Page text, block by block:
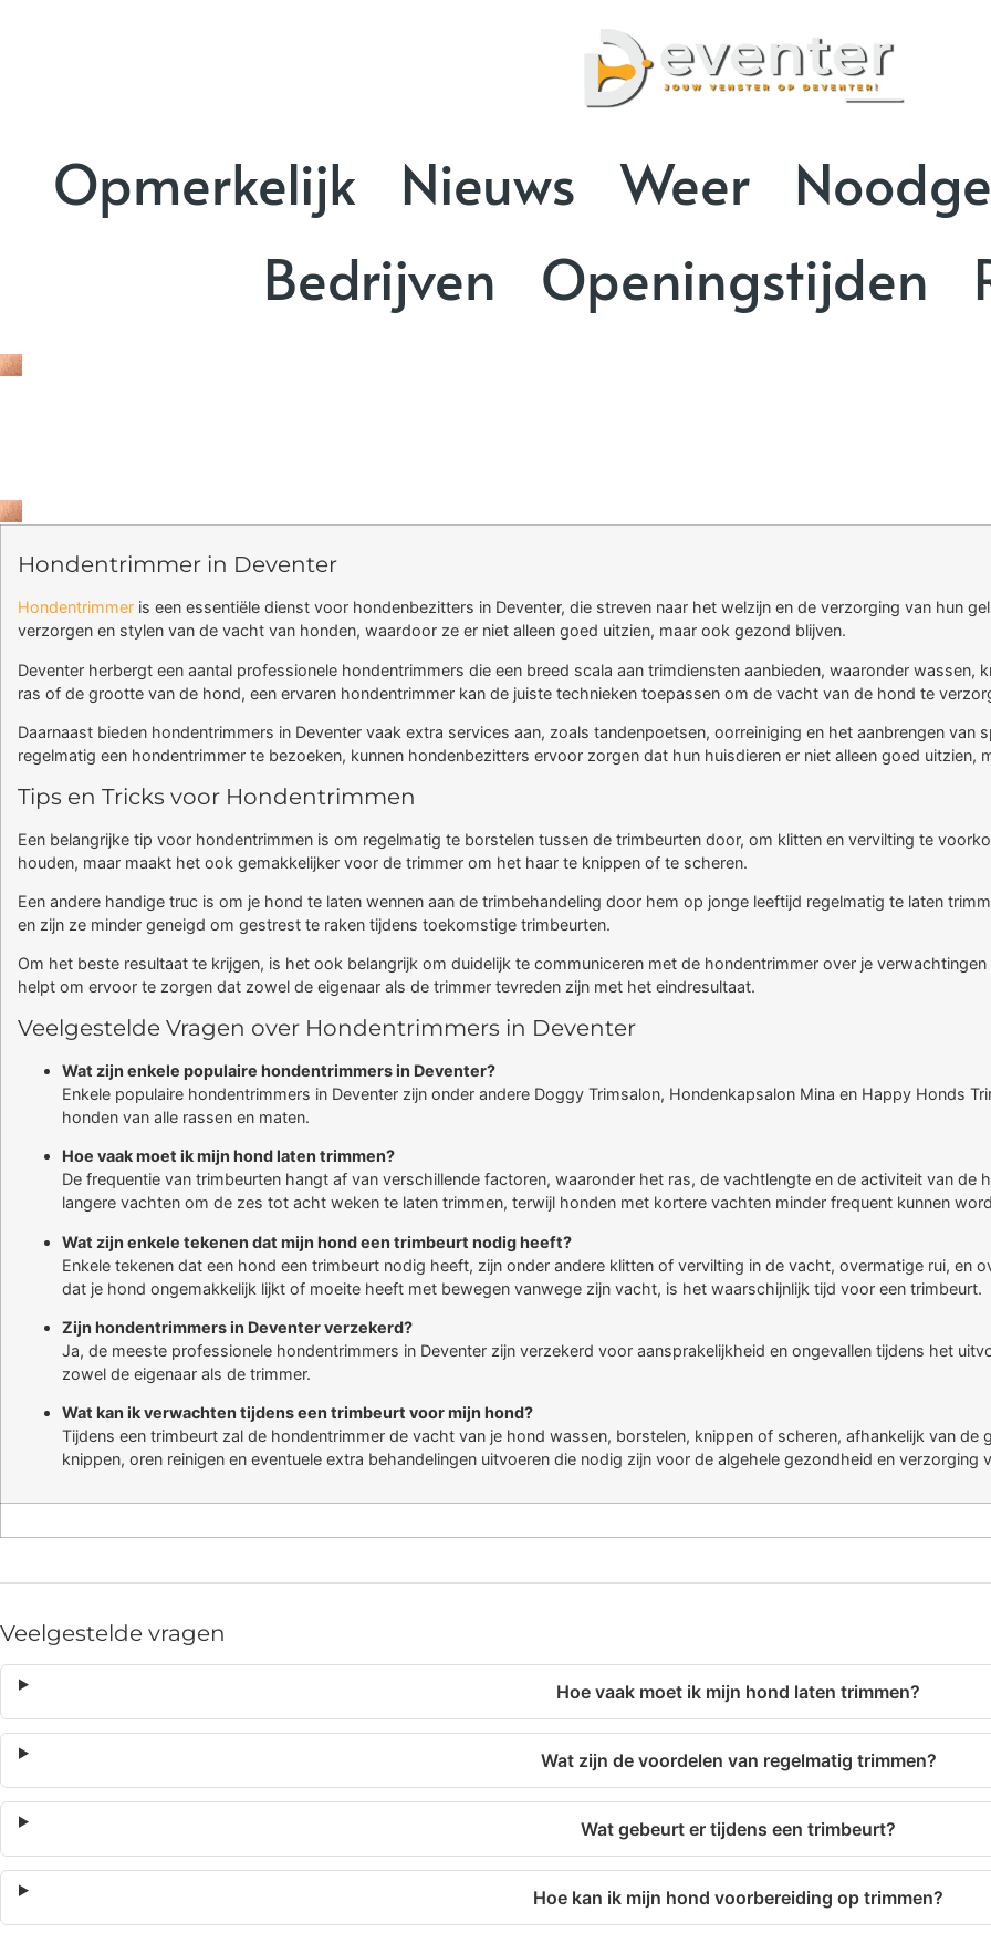
Opmerkelijk Nieuws Weer
Bedrijven
Openingstijden
Hondentrimmer in Deventer
Hondentrimmer is een essentiële dienst voor hondenbezitters in Deventer, die streven naar het welzijn en de verzorging van hun
verzorgen en stylen van de vacht van honden, waardoor ze er niet alleen goed uitzien, maar ook gezond blijven.
Deventer herbergt een aantal professionele hondentrimmers die een breed scala aan trimdiensten aanbieden, waaronder
ras of de grootte van de hond, een ervaren hondentrimmer kan de juiste technieken toepassen om de vacht van de hond te
Daarnaast bieden hondentrimmers in Deventer vaak extra services aan, zoals tandenpoetsen, oorreiniging en het aanbrengen
regelmatig een hondentrimmer te bezoeken, kunnen hondenbezitters ervoor zorgen dat hun huisdieren er niet alleen goed uitzien,
Tips en Tricks voor Hondentrimmen
Een belangrijke tip voor hondentrimmen is om regelmatig te borstelen tussen de trimbeurten door, om klitten en vervilting te
houden, maar maakt het ook gemakkelijker voor de trimmer om het haar te knippen of te scheren.
Een andere handige truc is om je hond te laten wennen aan de trimbehandeling door hem op jonge leeftijd regelmatig te laten
en zijn ze minder geneigd om gestrest te raken tijdens toekomstige trimbeurten.
Om het beste resultaat te krijgen, is het ook belangrijk om duidelijk te communiceren met de hondentrimmer over je
helpt om ervoor te zorgen dat zowel de eigenaar als de trimmer tevreden zijn met het eindresultaat.
Veelgestelde Vragen over Hondentrimmers in Deventer
Wat zijn enkele populaire hondentrimmers in Deventer?
Enkele populaire hondentrimmers in Deventer zijn onder andere Doggy Trimsalon, Hondenkapsalon Mina en Happy Honds
honden van alle rassen en maten.
Hoe vaak moet ik mijn hond laten trimmen?
De frequentie van trimbeurten hangt af van verschillende factoren, waaronder het ras, de vachtlengte en de activiteit van
langere vachten om de zes tot acht weken te laten trimmen, terwijl honden met kortere vachten minder frequent kunnen
Wat zijn enkele tekenen dat mijn hond een trimbeurt nodig heeft?
Enkele tekenen dat een hond een trimbeurt nodig heeft, zijn onder andere klitten of vervilting in de vacht, overmatige rui, en
dat je hond ongemakkelijk lijkt of moeite heeft met bewegen vanwege zijn vacht, is het waarschijnlijk tijd voor een trimbeurt.
Zijn hondentrimmers in Deventer verzekerd?
Ja, de meeste professionele hondentrimmers in Deventer zijn verzekerd voor aansprakelijkheid en ongevallen tijdens het
zowel de eigenaar als de trimmer.
Wat kan ik verwachten tijdens een trimbeurt voor mijn hond?
Tijdens een trimbeurt zal de hondentrimmer de vacht van je hond wassen, borstelen, knippen of scheren, afhankelijk van
knippen, oren reinigen en eventuele extra behandelingen uitvoeren die nodig zijn voor de algehele gezondheid en verzorging
Veelgestelde vragen
Hoe vaak moet ik mijn hond laten trimmen?
Wat zijn de voordelen van regelmatig trimmen?
Wat gebeurt er tijdens een trimbeurt?
Hoe kan ik mijn hond voorbereiding op trimmen?